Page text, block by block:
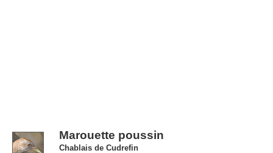
Marouette poussin
Chablais de Cudrefin